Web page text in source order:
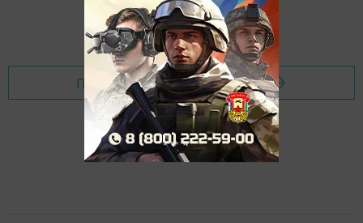
Перейти на страницу новости